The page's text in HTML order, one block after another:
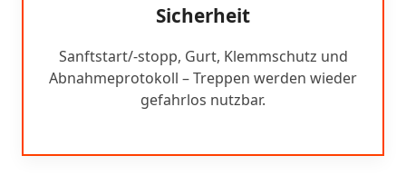
Sicherheit
Sanftstart/-stopp, Gurt, Klemmschutz und
Abnahmeprotokoll – Treppen werden wieder
gefahrlos nutzbar.